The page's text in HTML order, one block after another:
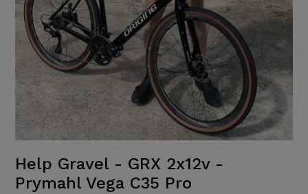
Help Gravel - GRX 2x12v -
Prymahl Vega C35 Pro